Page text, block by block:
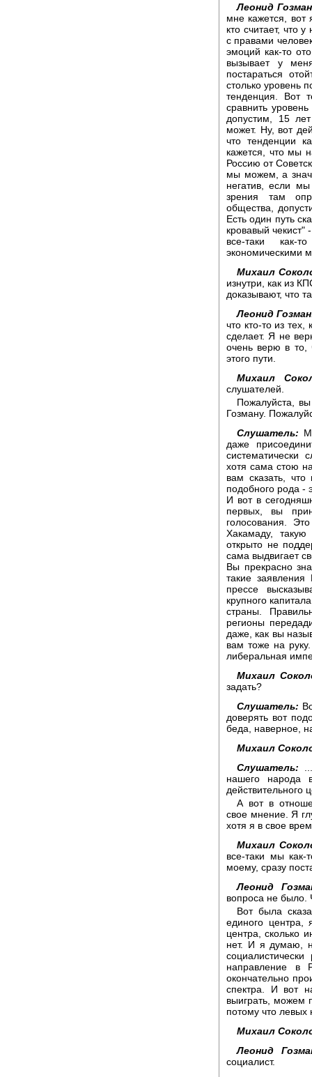
Леонид
мне кажется, вот
кто считает, что
с правами
эмоций как-то
вызывает у
постараться
столько уровень
тенденция. Вот
сравнить
допустим, 15
может. Ну, вот
что тенденции
кажется, что мы
Россию от
мы можем, а
негатив, если
зрения там
общества,
Есть один путь
кровавый чекист"
все-таки как-
экономическими
Михаил
изнутри, как из
доказывают, что
Леонид
что кто-то из тех,
сделает. Я не
очень верю в то,
этого пути.
Михаил
слушателей.
Пожалуйста,
Гозману.
Слушатель:
даже
систематически
хотя сама стою
вам сказать,
подобного рода -
И вот в
первых, вы
голосования.
Хакамаду,
открыто не
сама выдвигает
Вы прекрасно
такие
прессе
крупного
страны.
регионы
даже, как вы
вам тоже на
либеральная
Михаил
задать?
Слушатель:
доверять вот
беда, наверное,
Михаил
Слушатель:
нашего народа
действительного
А вот в
свое мнение. Я
хотя я в свое
Михаил
все-таки мы
моему, сразу
Леонид
вопроса не было.
Вот была
единого центра,
центра, сколько
нет. И я думаю,
направление в
окончательно
спектра. И вот
выиграть, можем
потому что левых
Михаил
Леонид
социалист.